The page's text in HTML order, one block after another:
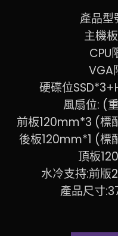
產品型
主機
CPU
VGA
硬碟位
風扇位: (
前板120mm*3 (標
後板120mm*1 (標
頂板
水冷支持:前
產品尺寸